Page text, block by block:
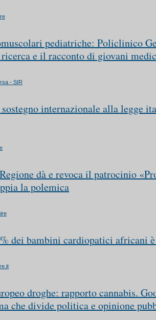
pediatriche: Policlinico
e il racconto di giovani
- SIR
internazionale alla legge
dà e revoca il patrocinio
la polemica
dei bambini cardiopatici africani è
droghe: rapporto cannabis.
che divide politica e opinione